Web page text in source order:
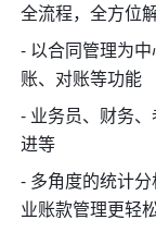
全流程，全方位
- 以合同管理为
账、对账等功能
- 业务员、财务
进等
- 多角度的统计
业账款管理更轻